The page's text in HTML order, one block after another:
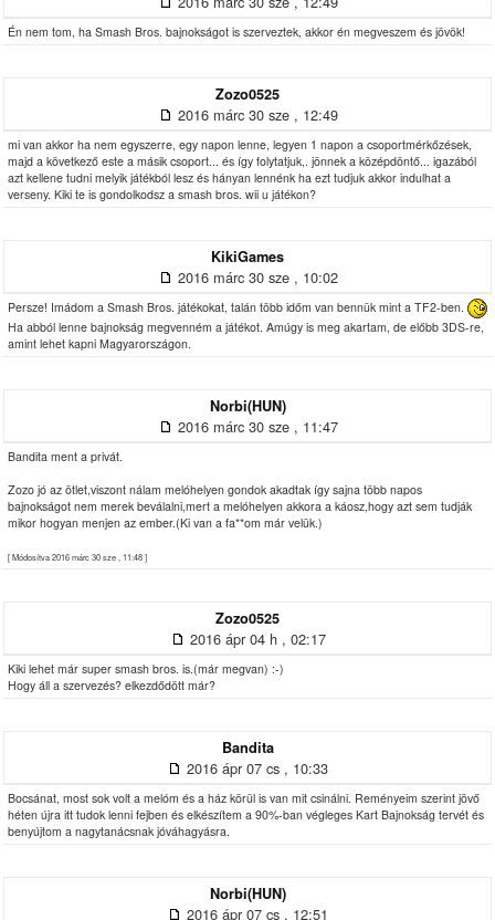
Én nem tom, ha Smash Bros. bajnokságot is szerveztek, akkor én megveszem és jövök!
Zozo0525
2016 márc 30 sze , 12:49
mi van akkor ha nem egyszerre, egy napon lenne, legyen 1 napon a csoportmérkőzések,
majd a következő este a másik csoport... és így folytatjuk,. jönnek a középdöntő... igazából
azt kellene tudni melyik játékból lesz és hányan lennénk ha ezt tudjuk akkor indulhat a
verseny. Kiki te is gondolkodsz a smash bros. wii u játékon?
KikiGames
2016 márc 30 sze , 10:02
Persze! Imádom a Smash Bros. játékokat, talán több időm van bennük mint a TF2-ben.
Ha abból lenne bajnokság megvenném a játékot. Amúgy is meg akartam, de előbb 3DS-re,
amint lehet kapni Magyarországon.
Norbi(HUN)
2016 márc 30 sze , 11:47
Bandita ment a privát.
Zozo jó az ötlet,viszont nálam melóhelyen gondok akadtak így sajna több napos
bajnokságot nem merek beválalni,mert a melóhelyen akkora a káosz,hogy azt sem tudják
mikor hogyan menjen az ember.(Ki van a fa**om már velük.)
[ Módosítva 2016 márc 30 sze , 11:48 ]
Zozo0525
2016 ápr 04 h , 02:17
Kiki lehet már super smash bros. is.(már megvan) :-)
Hogy áll a szervezés? elkezdődött már?
Bandita
2016 ápr 07 cs , 10:33
Bocsánat, most sok volt a melóm és a ház körül is van mit csinálni. Reményeim szerint jövő
héten újra itt tudok lenni fejben és elkészítem a 90%-ban végleges Kart Bajnokság tervét és
benyújtom a nagytanácsnak jóváhagyásra.
Norbi(HUN)
2016 ápr 07 cs , 12:51